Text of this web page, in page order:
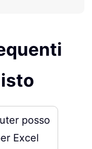
posso
Excel